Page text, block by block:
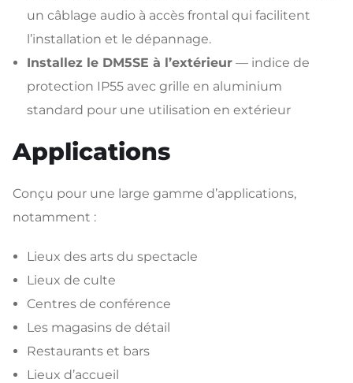
un câblage audio à accès frontal qui facilitent
l’installation et le dépannage.
Installez le DM5SE à l’extérieur — indice de
protection IP55 avec grille en aluminium
standard pour une utilisation en extérieur
Applications
Conçu pour une large gamme d’applications,
notamment :
Lieux des arts du spectacle
Lieux de culte
Centres de conférence
Les magasins de détail
Restaurants et bars
Lieux d’accueil